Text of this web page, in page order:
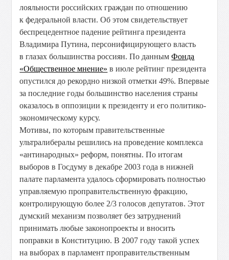
лояльности российских граждан по отношению
к федеральной власти. Об этом свидетельствует
беспрецедентное падение рейтинга президента
Владимира Путина, персонифицирующего власть
в глазах большинства россиян. По даннымФонда
«Общественное мнение» в июле рейтинг президента
опустился до рекордно низкой отметки 49%. Впервые
за последние годы большинство населения страны
оказалось в оппозиции к президенту и его политико-
экономическому курсу.
Мотивы, по которым правительственные
ультралибералы решились на проведение комплекса
«антинародных» реформ, понятны. По итогам
выборов в Госдуму в декабре 2003 года в нижней
палате парламента удалось сформировать полностью
управляемую проправительственную фракцию,
контролирующую более 2/3 голосов депутатов. Этот
думский механизм позволяет без затруднений
принимать любые законопроекты и вносить
поправки в Конституцию. В 2007 году такой успех
на выборах в парламент проправительственным